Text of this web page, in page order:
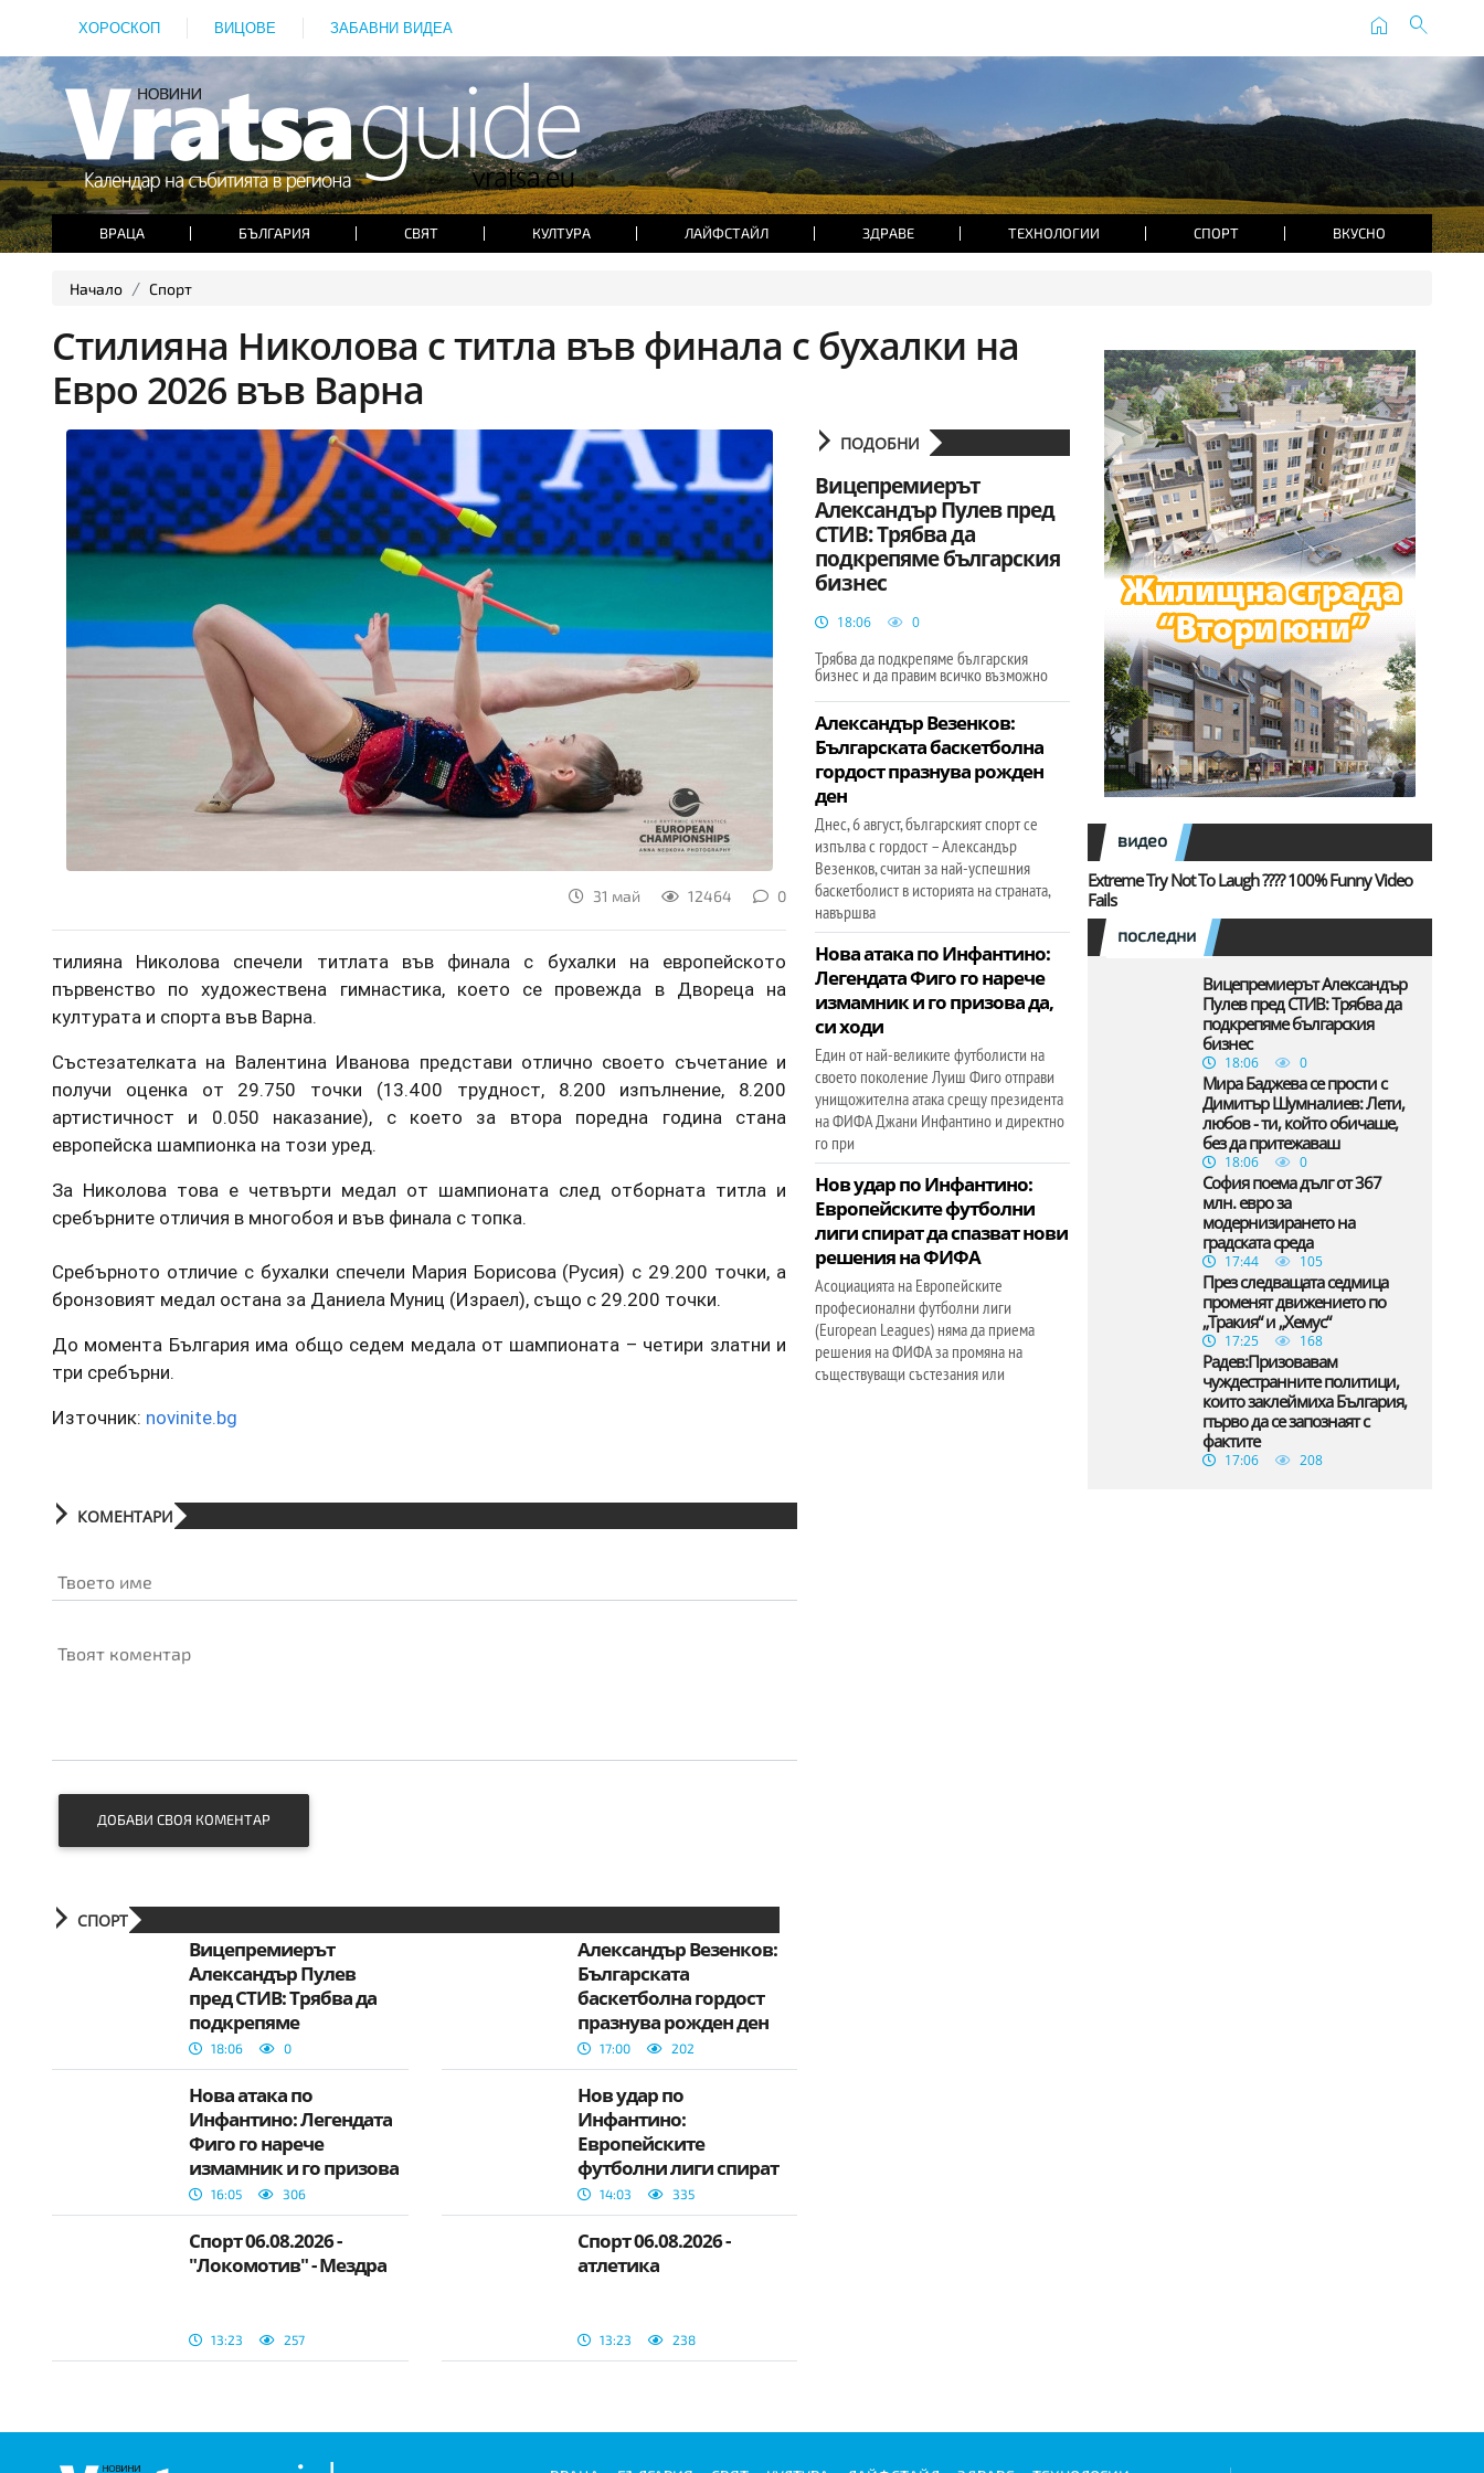
ХОРОСКОП ВИЦОВЕ ЗАБАВНИ ВИДЕА home search
ВРАЦА БЪЛГАРИЯ СВЯТ КУЛТУРА ЛАЙФСТАЙЛ ЗДРАВЕ ТЕХНОЛОГИИ СПОРТ ВКУСНО
Начало Спорт
Стилияна Николова с титла във финала с бухалки на
Евро 2026 във Варна
31 май 12464 0
тилияна Николова спечели титлата във финала с бухалки на европейското
първенство по художествена гимнастика, което се провежда в Двореца на
културата и спорта във Варна.
Състезателката на Валентина Иванова представи отлично своето съчетание и
получи оценка от 29.750 точки (13.400 трудност, 8.200 изпълнение, 8.200
артистичност и 0.050 наказание), с което за втора поредна година стана
европейска шампионка на този уред.
За Николова това е четвърти медал от шампионата след отборната титла и
сребърните отличия в многобоя и във финала с топка.
Сребърното отличие с бухалки спечели Мария Борисова (Русия) с 29.200 точки, а
бронзовият медал остана за Даниела Муниц (Израел), също с 29.200 точки.
До момента България има общо седем медала от шампионата – четири златни и
три сребърни.
Източник: novinite.bg
КОМЕНТАРИ
Твоето име
Твоят коментар
ДОБАВИ СВОЯ КОМЕНТАР
СПОРТ
Вицепремиерът
Александър Пулев
пред СТИВ: Трябва да
подкрепяме
българския бизнес
18:06 0
Александър Везенков:
Българската
баскетболна гордост
празнува рожден ден
17:00 202
Нова атака по
Инфантино: Легендата
Фиго го нарече
измамник и го призова
да, си ходи
16:05 306
Нов удар по
Инфантино:
Европейските
футболни лиги спират
да спазват нови
решения на ФИФА
14:03 335
Спорт 06.08.2026 -
"Локомотив" - Мездра
13:23 257
Спорт 06.08.2026 -
атлетика
13:23 238
ПОДОБНИ
Вицепремиерът
Александър Пулев пред
СТИВ: Трябва да
подкрепяме българския
бизнес
18:06 0
Трябва да подкрепяме българския
бизнес и да правим всичко възможно
Александър Везенков:
Българската баскетболна
гордост празнува рожден
ден
Днес, 6 август, българският спорт се
изпълва с гордост – Александър
Везенков, считан за най-успешния
баскетболист в историята на страната,
навършва
Нова атака по Инфантино:
Легендата Фиго го нарече
измамник и го призова да,
си ходи
Един от най-великите футболисти на
своето поколение Луиш Фиго отправи
унищожителна атака срещу президента
на ФИФА Джани Инфантино и директно
го при
Нов удар по Инфантино:
Европейските футболни
лиги спират да спазват нови
решения на ФИФА
Асоциацията на Европейските
професионални футболни лиги
(European Leagues) няма да приема
решения на ФИФА за промяна на
съществуващи състезания или
видео
Extreme Try Not To Laugh ???? 100% Funny Video
Fails
последни
Вицепремиерът Александър
Пулев пред СТИВ: Трябва да
подкрепяме българския
бизнес
18:06 0
Мира Баджева се прости с
Димитър Шумналиев: Лети,
любов - ти, който обичаше,
без да притежаваш
18:06 0
София поема дълг от 367
млн. евро за
модернизирането на
градската среда
17:44 105
През следващата седмица
променят движението по
„Тракия“ и „Хемус“
17:25 168
Радев:Призовавам
чуждестранните политици,
които заклеймиха България,
първо да се запознаят с
фактите
17:06 208